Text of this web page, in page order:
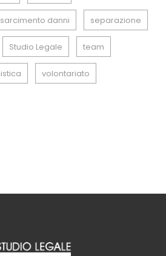
danni separazione
Studio Legale team
volontariato